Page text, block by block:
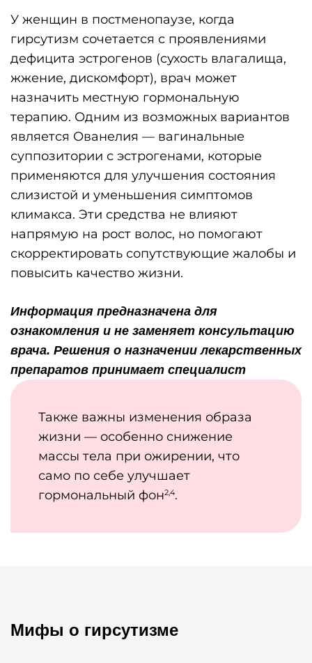
У женщин в постменопаузе, когда
гирсутизм сочетается с проявлениями
дефицита эстрогенов (сухость влагалища,
жжение, дискомфорт), врач может
назначить местную гормональную
терапию. Одним из возможных вариантов
является Ованелия — вагинальные
суппозитории с эстрогенами, которые
применяются для улучшения состояния
слизистой и уменьшения симптомов
климакса. Эти средства не влияют
напрямую на рост волос, но помогают
скорректировать сопутствующие жалобы и
повысить качество жизни.
Информация предназначена для
ознакомления и не заменяет консультацию
врача. Решения о назначении лекарственных
препаратов принимает специалист
Также важны изменения образа
жизни — особенно снижение
массы тела при ожирении, что
само по себе улучшает
гормональный фон2,4.
Мифы о гирсутизме